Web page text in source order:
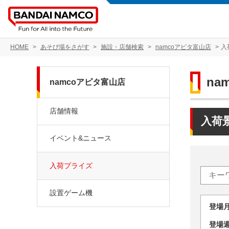
HOME あそび場をさがす 施設・店舗検索 namcoアピタ富山店 入
入荷
登
登
namcoアピタ富山店
店舗情報
イベント&ニュース
入荷プライズ
設置ゲーム機